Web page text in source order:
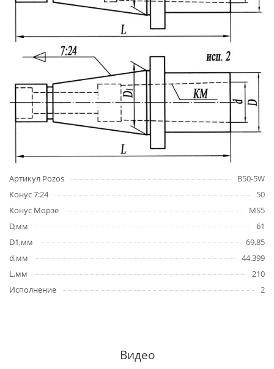
Артикул Pozos
B50-5W
Конус 7:24
50
Конус Морзе
MS5
D,мм
61
D1,мм
69.85
d,мм
44.399
L,мм
210
Исполнение
2
Видео